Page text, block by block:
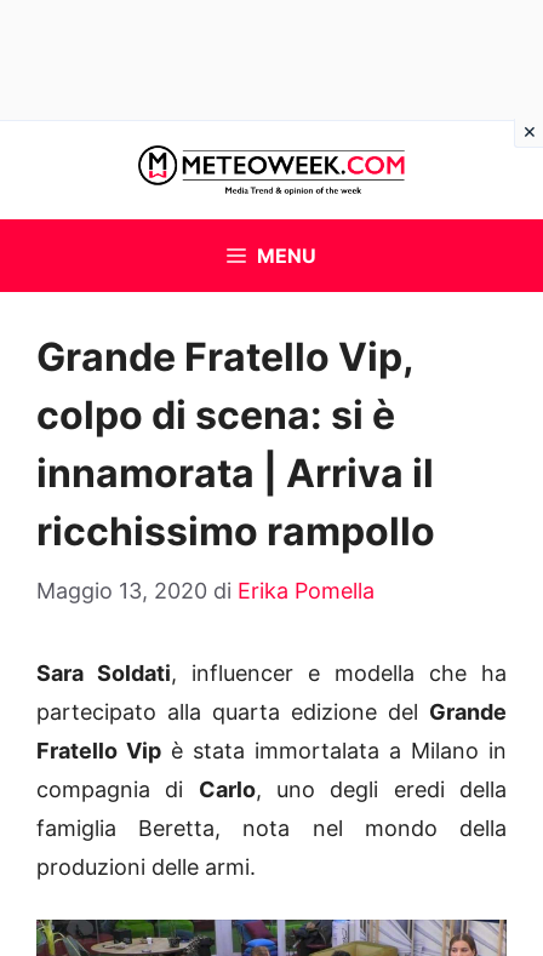
contenuto
MENU
Grande Fratello Vip,
colpo di scena: si è
innamorata | Arriva il
ricchissimo rampollo
Maggio 13, 2020 di Erika Pomella
Sara Soldati, influencer e modella che ha
partecipato alla quarta edizione del Grande
Fratello Vip è stata immortalata a Milano in
compagnia di Carlo, uno degli eredi della
famiglia Beretta, nota nel mondo della
produzioni delle armi.